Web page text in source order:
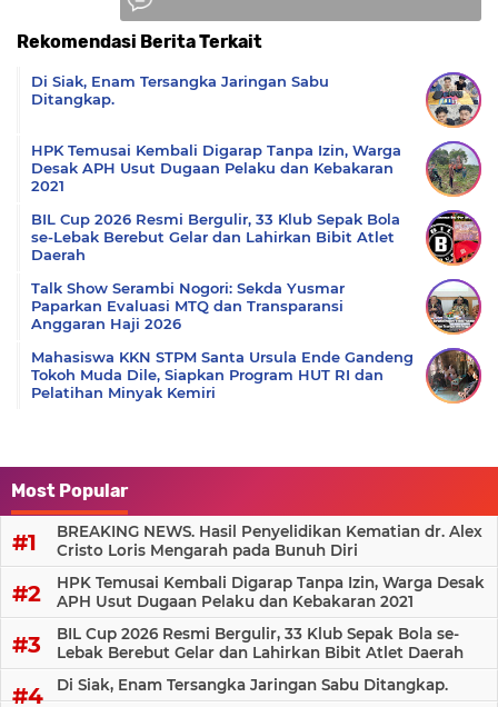
Rekomendasi Berita Terkait
Di Siak, Enam Tersangka Jaringan Sabu
Ditangkap.
HPK Temusai Kembali Digarap Tanpa Izin, Warga
Desak APH Usut Dugaan Pelaku dan Kebakaran
2021
BIL Cup 2026 Resmi Bergulir, 33 Klub Sepak Bola
se-Lebak Berebut Gelar dan Lahirkan Bibit Atlet
Daerah
Talk Show Serambi Nogori: Sekda Yusmar
Paparkan Evaluasi MTQ dan Transparansi
Anggaran Haji 2026
Mahasiswa KKN STPM Santa Ursula Ende Gandeng
Tokoh Muda Dile, Siapkan Program HUT RI dan
Pelatihan Minyak Kemiri
Most Popular
BREAKING NEWS. Hasil Penyelidikan Kematian dr. Alex
Cristo Loris Mengarah pada Bunuh Diri
HPK Temusai Kembali Digarap Tanpa Izin, Warga Desak
APH Usut Dugaan Pelaku dan Kebakaran 2021
BIL Cup 2026 Resmi Bergulir, 33 Klub Sepak Bola se-
Lebak Berebut Gelar dan Lahirkan Bibit Atlet Daerah
Di Siak, Enam Tersangka Jaringan Sabu Ditangkap.